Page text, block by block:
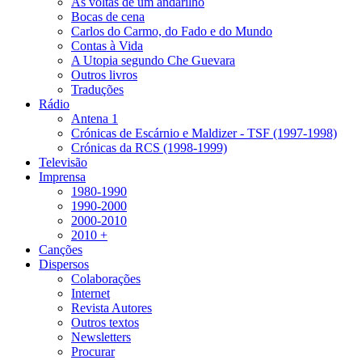
Bocas de cena
Carlos do Carmo, do Fado e do Mundo
Contas à Vida
A Utopia segundo Che Guevara
Outros livros
Traduções
Rádio
Antena 1
Crónicas de Escárnio e Maldizer - TSF (1997-1998)
Crónicas da RCS (1998-1999)
Televisão
Imprensa
1980-1990
1990-2000
2000-2010
2010 +
Canções
Dispersos
Colaborações
Internet
Revista Autores
Outros textos
Newsletters
Procurar